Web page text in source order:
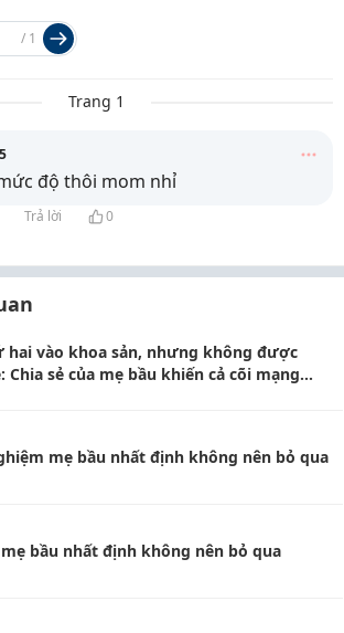
/ 1
Trang 1
độ thôi mom nhỉ
Trả lời 0
hai vào khoa sản, nhưng không được
Chia sẻ của mẹ bầu khiến cả cõi mạng
mẹ bầu nhất định không nên bỏ qua
bầu nhất định không nên bỏ qua